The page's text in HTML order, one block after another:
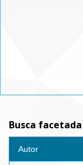
Busca facetada
Autor